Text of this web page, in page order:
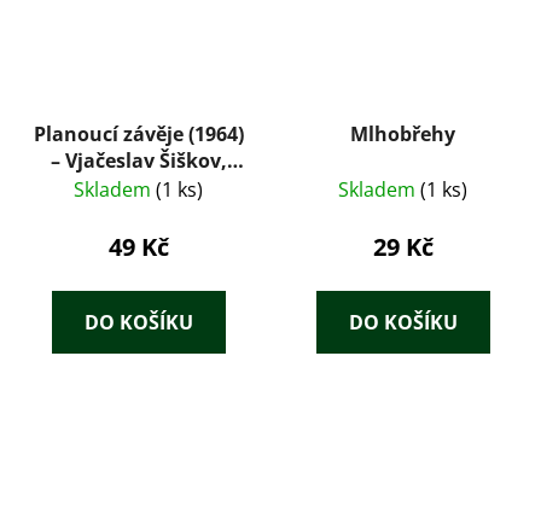
Planoucí závěje (1964)
– Vjačeslav Šiškov,
ilustrace Karel
Skladem (1 ks)
49 Kč
DO KOŠÍKU
Mlhobřehy
Skladem (1 ks)
29 Kč
DO KOŠÍKU